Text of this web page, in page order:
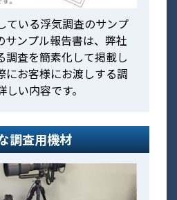
ている浮気調査のサンプ
サンプル報告書は、弊社
調査を簡素化して掲載し
にお客様にお渡しする調
い内容です。
調査用機材